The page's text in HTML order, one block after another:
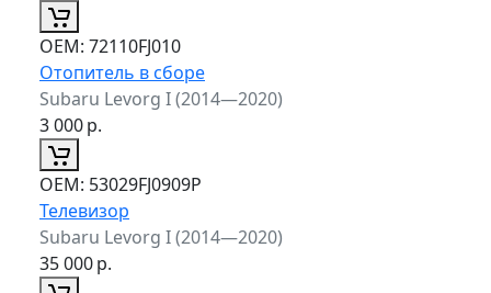
ОЕМ: 72110FJ010
Отопитель в сборе
Subaru Levorg I (2014—2020)
3 000р.
ОЕМ: 53029FJ0909P
Телевизор
Subaru Levorg I (2014—2020)
35 000р.